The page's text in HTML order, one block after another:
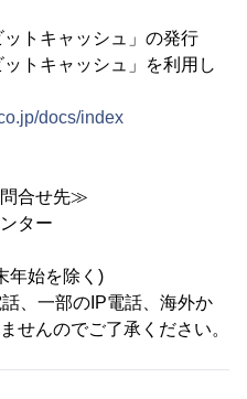
トキャッシュ」の発行
ャッシュ」を利用し
docs/index
合せ先≫
ター
年始を除く)
、一部のIP電話、海外か
せんのでご了承ください。